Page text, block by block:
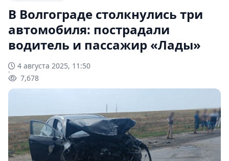
В Волгограде столкнулись три
автомобиля: пострадали
водитель и пассажир «Лады»
4 августа 2025, 11:50
7,678